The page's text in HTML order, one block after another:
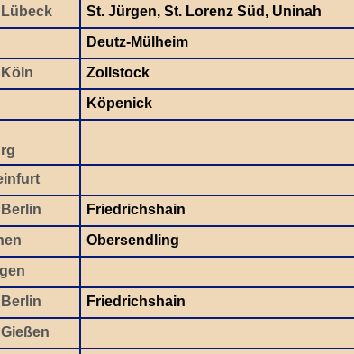
St. Jürgen, St. Lorenz Süd, Uninah
Deutz-Mülheim
Zollstock
Köpenick
Friedrichshain
Obersendling
Friedrichshain